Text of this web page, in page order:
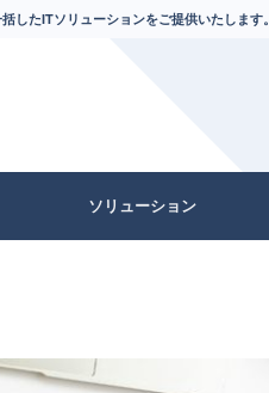
したITソリューションをご提供いたします。
ソリューション